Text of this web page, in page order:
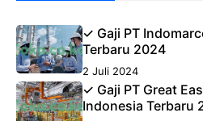
✓ Gaji PT
Terbaru 2024
2 Juli 2024
✓ Gaji PT Great
Indonesia Terbaru